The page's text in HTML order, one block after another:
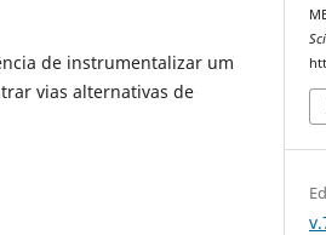
de instrumentalizar um
vias alternativas de